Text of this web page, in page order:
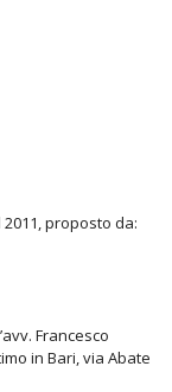
proposto da:
Francesco
in Bari, via Abate